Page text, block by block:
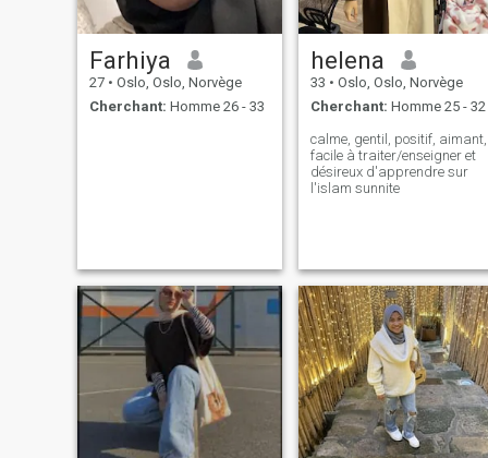
Farhiya
27 • Oslo, Oslo, Norvège
Cherchant: Homme 26 - 33
helena
33 • Oslo, Oslo, Norvège
Cherchant: Homme 25 - 32
calme, gentil, positif, aimant,
facile à traiter/enseigner et
désireux d'apprendre sur
l'islam sunnite